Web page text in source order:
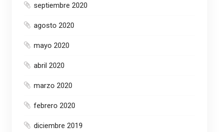
septiembre 2020
agosto 2020
mayo 2020
abril 2020
marzo 2020
febrero 2020
diciembre 2019